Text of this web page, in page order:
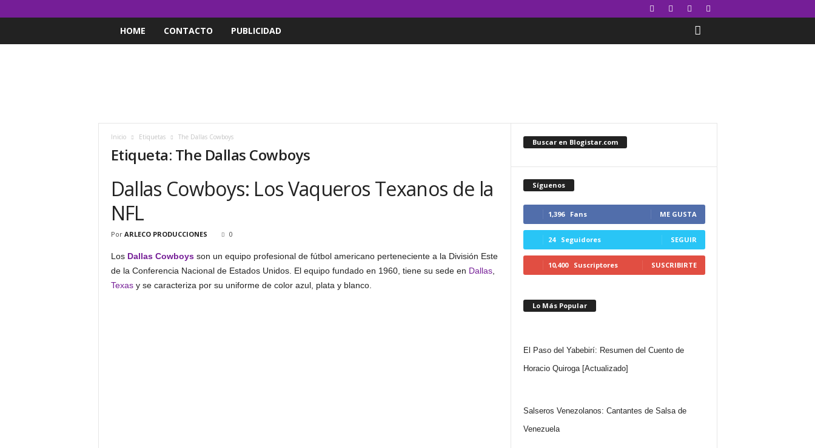
HOME CONTACTO PUBLICIDAD
Inicio Etiquetas The Dallas Cowboys
Etiqueta: The Dallas Cowboys
Dallas Cowboys: Los Vaqueros Texanos de la
NFL
Por ARLECO PRODUCCIONES 0
Los Dallas Cowboysson un equipo profesional de fútbol americano perteneciente a la División Este
de la Conferencia Nacional de Estados Unidos. El equipo fundado en 1960, tiene su sede en Dallas,
Texasy se caracteriza por su uniforme de color azul, plata y blanco.
Buscar en Blogistar.com
Síguenos
1,396 Fans ME GUSTA
24 Seguidores SEGUIR
10,400 Suscriptores SUSCRIBIRTE
Lo Más Popular
El Paso del Yabebirí: Resumen del Cuento de
Horacio Quiroga [Actualizado]
Salseros Venezolanos: Cantantes de Salsa de
Venezuela